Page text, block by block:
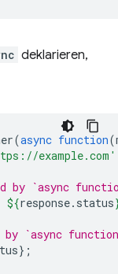
deklarieren,
(async function(
example.com'
by `async
${response. status
by `async
};